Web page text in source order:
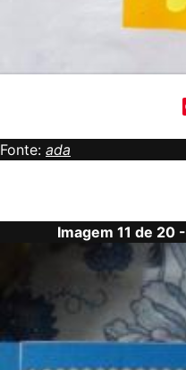
Fonte: ada
Imagem 11 de 20 -